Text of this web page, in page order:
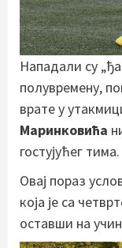
Нападали су
полувремену,
врате у
Маринковића
гостујућег тима.
Овај пораз
која је са
оставши на